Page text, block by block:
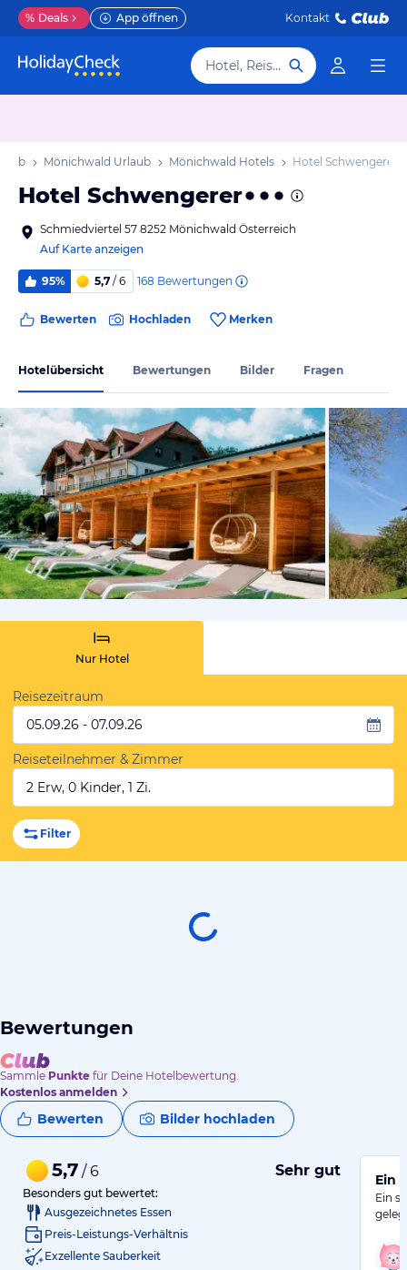
% Deals App öffnen Kontakt
Hotel, Reiseziel
Mönichwald Urlaub Mönichwald Hotels Hotel Schwengerer
Hotel Schwengerer
Schmiedviertel 57 8252 Mönichwald Österreich
Auf Karte anzeigen
95% 5,7 / 6 168 Bewertungen
Bewerten Hochladen Merken
Hotelübersicht Bewertungen Bilder Fragen
vom
Nur Hotel
Reisezeitraum
05.09.26 - 07.09.26
Reiseteilnehmer & Zimmer
2 Erw, 0 Kinder, 1 Zi.
Filter
Bewertungen
Sammle Punkte für Deine Hotelbewertung.
Kostenlos anmelden
Bewerten Bilder hochladen
5,7 / 6 Sehr gut
Besonders gut bewertet:
Ausgezeichnetes Essen
Preis-Leistungs-Verhältnis
Exzellente Sauberkeit
Ein
Ein